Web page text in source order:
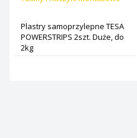
Plastry samoprzylepne TESA
POWERSTRIPS 2szt. Duże, do
2kg